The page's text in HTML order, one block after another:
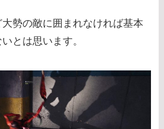
勢の敵に囲まれなければ基本
とは思います。